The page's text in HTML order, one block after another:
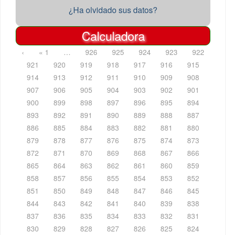
¿Ha olvidado sus datos?
Calculadora
‹ « 1 … 926 925 924 923
922
921
920 919 918 917 916
915
914
913 912 911 910 909
908
907
906 905 904 903 902
901
900
899 898 897 896 895
894
893
892 891 890 889 888
887
886
885 884 883 882 881
880
879
878 877 876 875 874
873
872
871 870 869 868 867
866
865
864 863 862 861 860
859
858
857 856 855 854 853
852
851
850 849 848 847 846
845
844
843 842 841 840 839
838
837
836 835 834 833 832
831
830
829 828 827 826 825
824